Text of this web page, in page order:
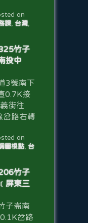
on
課, 台灣,
竹子
投中
3號南下
0.7K接
街往
岔路右轉
on
圖根點, 台
竹子
屏東三
子崙南
岔路